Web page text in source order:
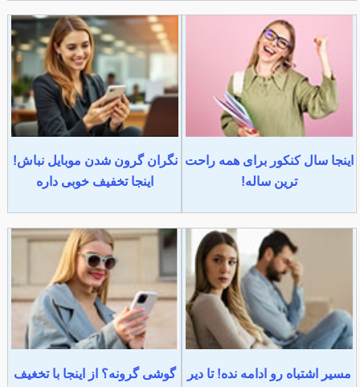
اینجا سال کنکور برای همه راحت
ترین ساله!
نگران گرون شدن موبایل نباش!
اینجا تخفیف خوبی داره
مسیر اشتباه رو ادامه نده! تا دیر گوشی گرونه؟ از اینجا با تخغیف